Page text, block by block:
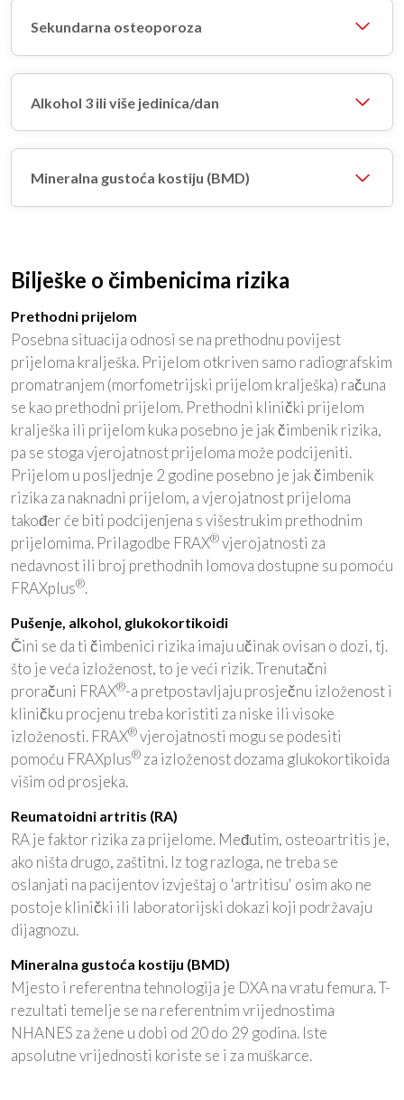
Sekundarna osteoporoza
Alkohol 3 ili više jedinica/dan
Mineralna gustoća kostiju (BMD)
Bilješke o čimbenicima rizika
Prethodni prijelom
Posebna situacija odnosi se na prethodnu povijest
prijeloma kralješka. Prijelom otkriven samo radiografskim
promatranjem (morfometrijski prijelom kralješka) računa
se kao prethodni prijelom. Prethodni klinički prijelom
kralješka ili prijelom kuka posebno je jak čimbenik rizika,
pa se stoga vjerojatnost prijeloma može podcijeniti.
Prijelom u posljednje 2 godine posebno je jak čimbenik
rizika za naknadni prijelom, a vjerojatnost prijeloma
također će biti podcijenjena s višestrukim prethodnim
prijelomima. Prilagodbe FRAX®vjerojatnosti za
nedavnost ili broj prethodnih lomova dostupne su pomoću
FRAXplus®.
Pušenje, alkohol, glukokortikoidi
Čini se da ti čimbenici rizika imaju učinak ovisan o dozi, tj.
što je veća izloženost, to je veći rizik. Trenutačni
proračuni FRAX®-a pretpostavljaju prosječnu izloženost i
kliničku procjenu treba koristiti za niske ili visoke
izloženosti. FRAX®vjerojatnosti mogu se podesiti
pomoću FRAXplus® za izloženost dozama glukokortikoida
višim od prosjeka.
Reumatoidni artritis (RA)
RA je faktor rizika za prijelome. Međutim, osteoartritis je,
ako ništa drugo, zaštitni. Iz tog razloga, ne treba se
oslanjati na pacijentov izvještaj o 'artritisu' osim ako ne
postoje klinički ili laboratorijski dokazi koji podržavaju
dijagnozu.
Mineralna gustoća kostiju (BMD)
Mjesto i referentna tehnologija je DXA na vratu femura. T-
rezultati temelje se na referentnim vrijednostima
NHANES za žene u dobi od 20 do 29 godina. Iste
apsolutne vrijednosti koriste se i za muškarce.